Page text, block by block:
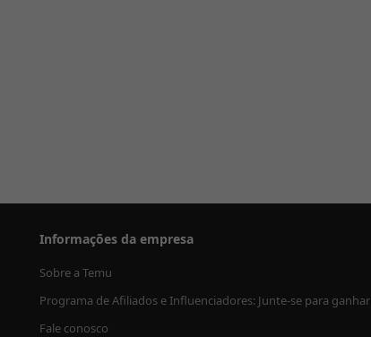
Informações da empresa
Sobre a Temu
Programa de Afiliados e Influenciadores: Junte-se para ganhar
Fale conosco